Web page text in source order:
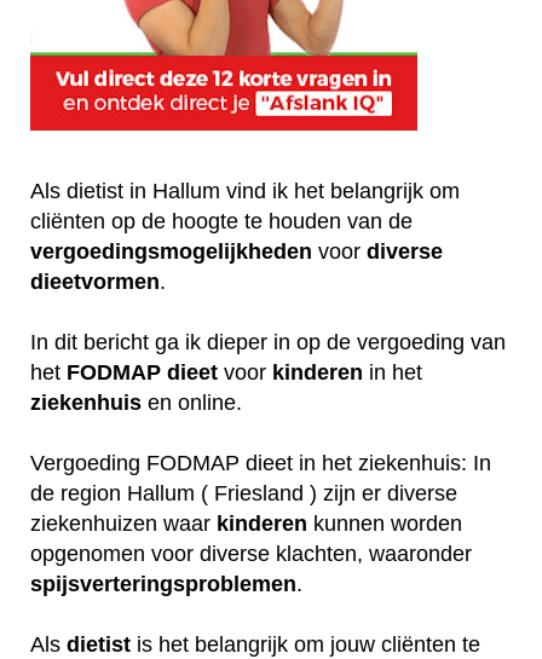
Als dietist in Hallum vind ik het belangrijk om
cliënten op de hoogte te houden van de
vergoedingsmogelijkheden voor diverse
dieetvormen.
In dit bericht ga ik dieper in op de vergoeding van
het FODMAP dieet voor kinderen in het
ziekenhuis en online.
Vergoeding FODMAP dieet in het ziekenhuis: In
de region Hallum ( Friesland ) zijn er diverse
ziekenhuizen waar kinderen kunnen worden
opgenomen voor diverse klachten, waaronder
spijsverteringsproblemen.
Als dietist is het belangrijk om jouw cliënten te